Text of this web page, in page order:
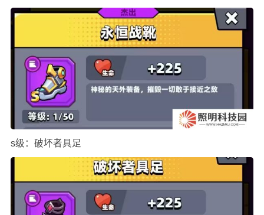
s级：破坏者具足